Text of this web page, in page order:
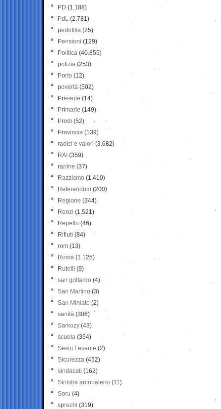
PD (1.188)
PdL (2.781)
pedofilia (25)
Pensioni (129)
Politica (40.855)
polizia (253)
Porto (12)
povertà (502)
Presepe (14)
Primarie (149)
Prodi (52)
Provincia (139)
radici e valori (3.682)
RAI (359)
rapine (37)
Razzismo (1.410)
Referendum (200)
Regione (344)
Renzi (1.521)
Repetto (46)
Rifiuti (84)
rom (13)
Roma (1.125)
Rutelli (9)
san gottardo (4)
San Martino (3)
San Miniato (2)
sanità (306)
Sarkozy (43)
scuola (354)
Sestri Levante (2)
Sicurezza (452)
sindacati (162)
Sinistra arcobaleno (11)
Soru (4)
sprechi (319)